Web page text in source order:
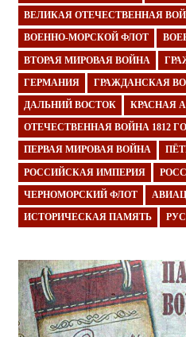
ВЕЛИКАЯ ОТЕЧЕСТВЕННАЯ
ВОЕННО-МОРСКОЙ ФЛОТ
ВТОРАЯ МИРОВАЯ ВОЙНА
ГЕРМАНИЯ ГРАЖДАНСКАЯ
ДАЛЬНИЙ ВОСТОК КРАСНАЯ
ОТЕЧЕСТВЕННАЯ ВОЙНА 1812
ПЕРВАЯ МИРОВАЯ ВОЙНА
РОССИЙСКАЯ ИМПЕРИЯ
ЧЕРНОМОРСКИЙ ФЛОТ
ИСТОРИЧЕСКАЯ ПАМЯТЬ